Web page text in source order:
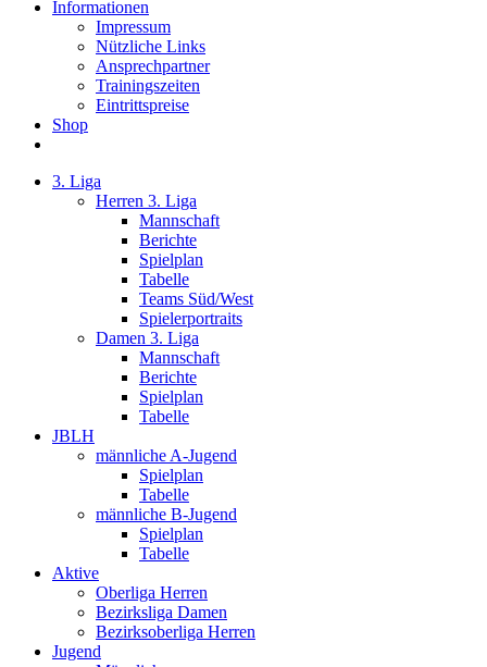
Informationen
Impressum
Nützliche Links
Ansprechpartner
Trainingszeiten
Eintrittspreise
Shop
3. Liga
Herren 3. Liga
Mannschaft
Berichte
Spielplan
Tabelle
Teams Süd/West
Spielerportraits
Damen 3. Liga
Mannschaft
Berichte
Spielplan
Tabelle
JBLH
männliche A-Jugend
Spielplan
Tabelle
männliche B-Jugend
Spielplan
Tabelle
Aktive
Oberliga Herren
Bezirksliga Damen
Bezirksoberliga Herren
Jugend